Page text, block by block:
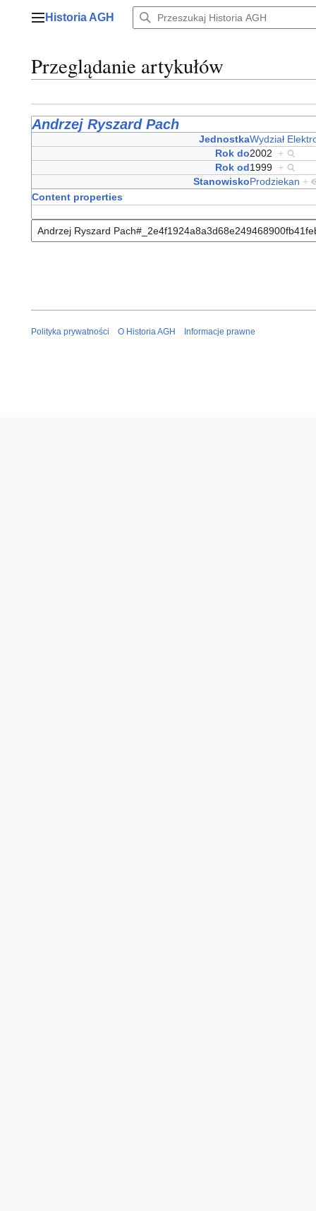
Menu główne
Historia AGH
Przeglądanie artykułów
Andrzej Ryszard Pach
JednostkaWydział
Rok do2002
+
Rok od1999 +
StanowiskoProdziekan +
Content properties
Polityka prywatności O Historia AGH Informacje prawne